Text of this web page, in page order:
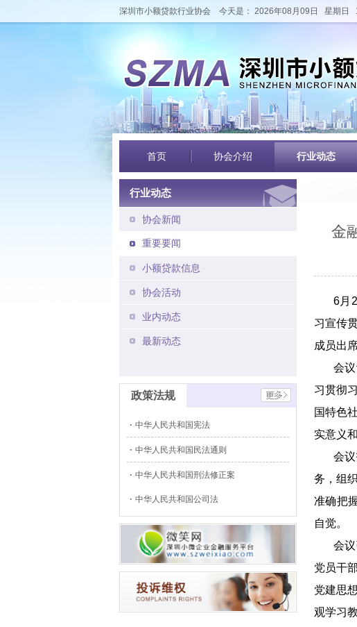
深圳市小额贷款行业协会 今天是： 2026年08月09日 星期日
首页 协会介绍 行业动态
行业动态
协会新闻
重要要闻
小额贷款信息
协会活动
业内动态
最新动态
政策法规
中华人民共和国宪法
中华人民共和国民法通则
中华人民共和国刑法修正案
中华人民共和国公司法
金
6月
习宣传
成员出
会
习贯彻
国特色
实意义
会
务，组
准确把
自觉。
会
党员干
党建思
观学习